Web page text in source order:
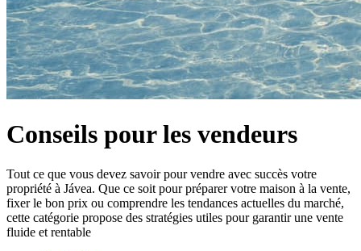
Conseils pour les vendeurs
Tout ce que vous devez savoir pour vendre avec succès votre
propriété à Jávea. Que ce soit pour préparer votre maison à la vente,
fixer le bon prix ou comprendre les tendances actuelles du marché,
cette catégorie propose des stratégies utiles pour garantir une vente
fluide et rentable